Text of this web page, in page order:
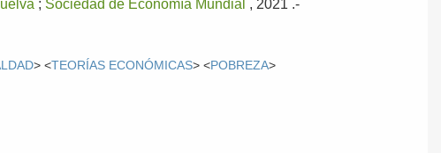
; Sociedad de Economía Mundial , 2021 .-
> <TEORÍAS ECONÓMICAS> <POBREZA>